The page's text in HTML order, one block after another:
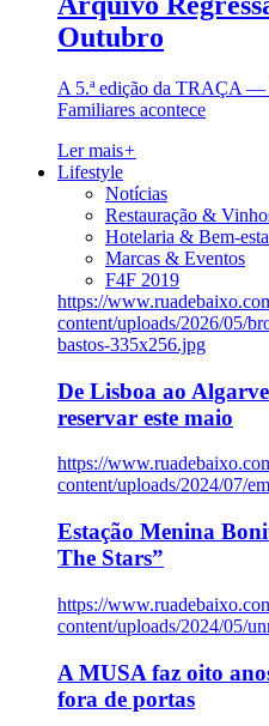
Outubro
A 5.ª edição da TRAÇA —
Familiares acontece
Ler mais+
Lifestyle
Notícias
Restauração &
Hotelaria & Bem-
Marcas & Eventos
F4F 2019
https://
content/uploads/2026/05/
bastos-335x256.jpg
De Lisboa ao
reservar este maio
https://
content/uploads/2024/07/
Estação Menina
The Stars”
https://
content/uploads/2024/05/
A MUSA faz oito
fora de portas